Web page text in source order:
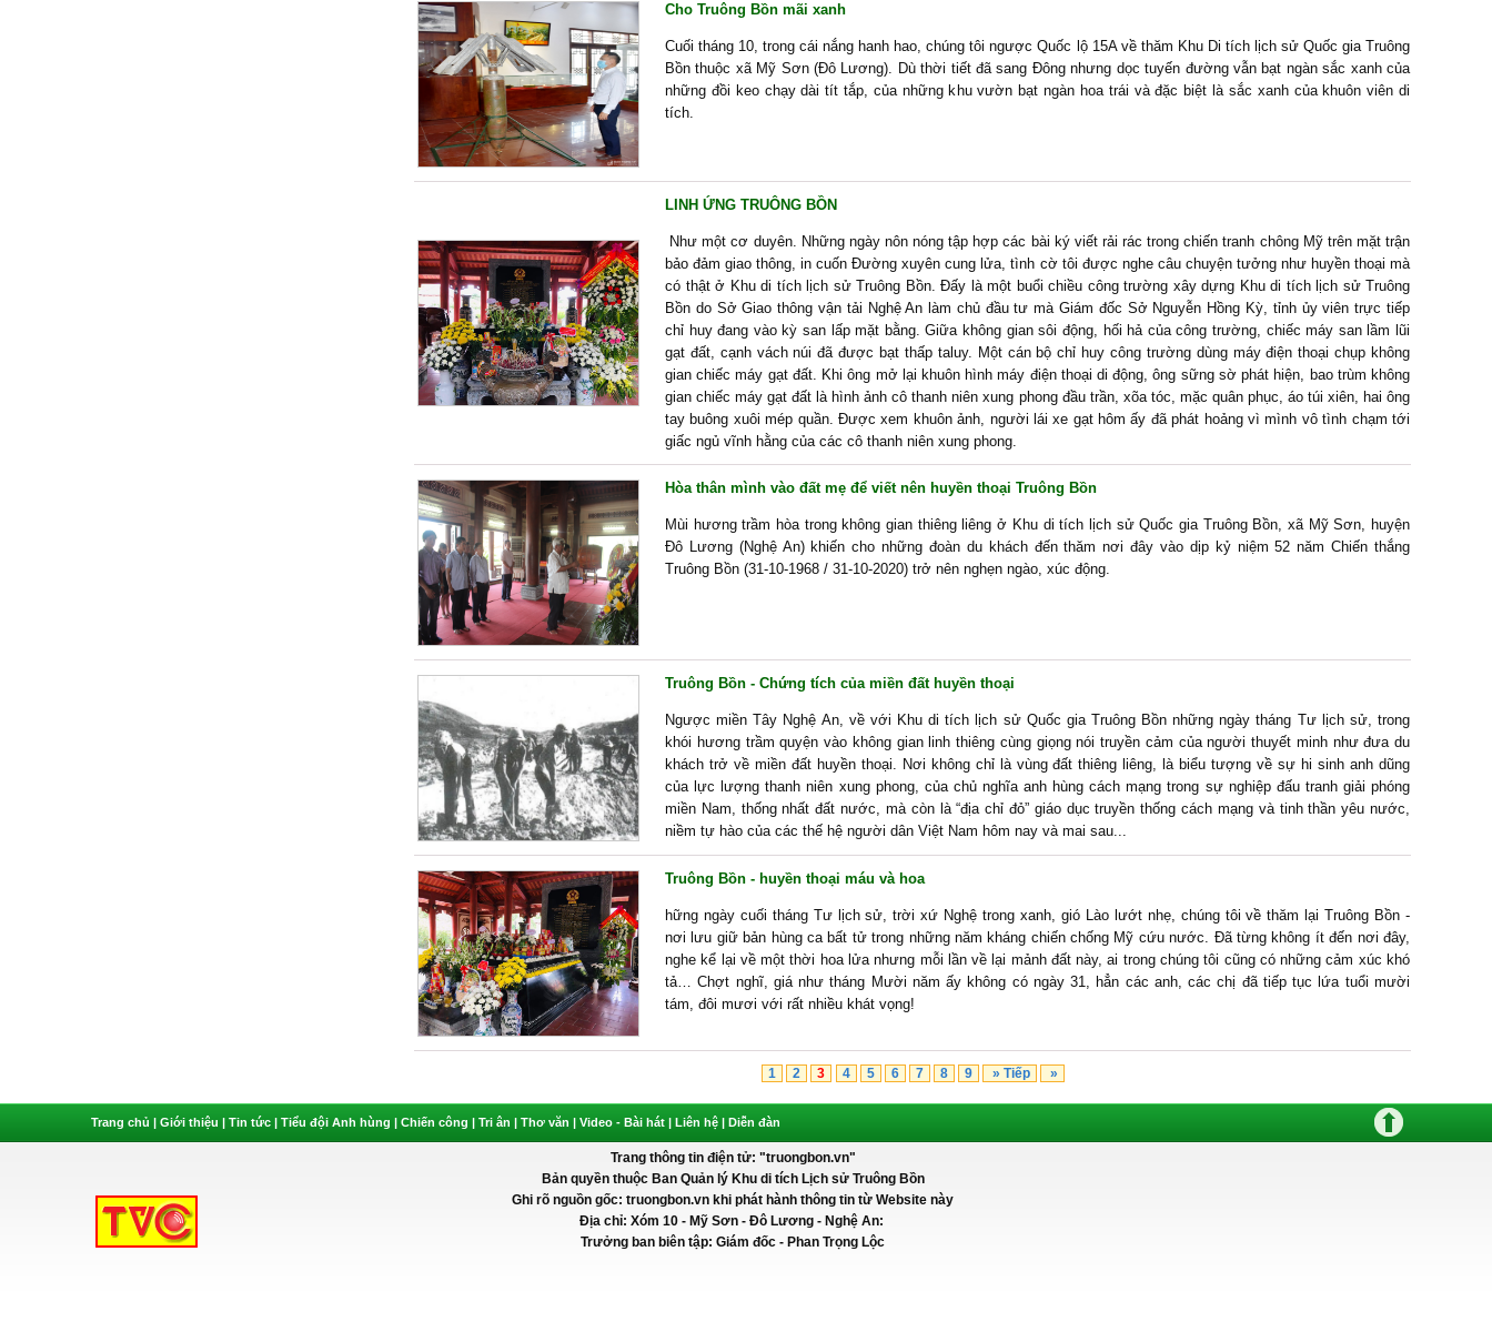
Cho Truông Bồn mãi xanh
Cuối tháng 10, trong cái nắng hanh hao, chúng tôi ngược Quốc lộ 15A về thăm Khu Di tích lịch sử Quốc gia Truông
Bồn thuộc xã Mỹ Sơn (Đô Lương). Dù thời tiết đã sang Đông nhưng dọc tuyến đường vẫn bạt ngàn sắc xanh của
những đồi keo chạy dài tít tắp, của những khu vườn bạt ngàn hoa trái và đặc biệt là sắc xanh của khuôn viên di
tích.
LINH ỨNG TRUÔNG BỒN
Như một cơ duyên. Những ngày nôn nóng tập hợp các bài ký viết rải rác trong chiến tranh chông Mỹ trên mặt trận
bảo đảm giao thông, in cuốn Đường xuyên cung lửa, tình cờ tôi được nghe câu chuyện tưởng như huyền thoại mà
có thật ở Khu di tích lịch sử Truông Bồn. Đấy là một buổi chiều công trường xây dựng Khu di tích lịch sử Truông
Bồn do Sở Giao thông vận tải Nghệ An làm chủ đầu tư mà Giám đốc Sở Nguyễn Hồng Kỳ, tỉnh ủy viên trực tiếp
chỉ huy đang vào kỳ san lấp mặt bằng. Giữa không gian sôi động, hối hả của công trường, chiếc máy san lầm lũi
gạt đất, cạnh vách núi đã được bạt thấp taluy. Một cán bộ chỉ huy công trường dùng máy điện thoại chụp không
gian chiếc máy gạt đất. Khi ông mở lại khuôn hình máy điện thoại di động, ông sững sờ phát hiện, bao trùm không
gian chiếc máy gạt đất là hình ảnh cô thanh niên xung phong đầu trần, xõa tóc, mặc quân phục, áo túi xiên, hai ông
tay buông xuôi mép quần. Được xem khuôn ảnh, người lái xe gạt hôm ấy đã phát hoảng vì mình vô tình chạm tới
giấc ngủ vĩnh hằng của các cô thanh niên xung phong.
Hòa thân mình vào đất mẹ để viết nên huyền thoại Truông Bồn
Mùi hương trầm hòa trong không gian thiêng liêng ở Khu di tích lịch sử Quốc gia Truông Bồn, xã Mỹ Sơn, huyện
Đô Lương (Nghệ An) khiến cho những đoàn du khách đến thăm nơi đây vào dịp kỷ niệm 52 năm Chiến thắng
Truông Bồn (31-10-1968 / 31-10-2020) trở nên nghẹn ngào, xúc động.
Truông Bồn - Chứng tích của miền đất huyền thoại
Ngược miền Tây Nghệ An, về với Khu di tích lịch sử Quốc gia Truông Bồn những ngày tháng Tư lịch sử, trong
khói hương trầm quyện vào không gian linh thiêng cùng giọng nói truyền cảm của người thuyết minh như đưa du
khách trở về miền đất huyền thoại. Nơi không chỉ là vùng đất thiêng liêng, là biểu tượng về sự hi sinh anh dũng
của lực lượng thanh niên xung phong, của chủ nghĩa anh hùng cách mạng trong sự nghiệp đấu tranh giải phóng
miền Nam, thống nhất đất nước, mà còn là “địa chỉ đỏ” giáo dục truyền thống cách mạng và tinh thần yêu nước,
niềm tự hào của các thế hệ người dân Việt Nam hôm nay và mai sau...
Truông Bồn - huyền thoại máu và hoa
hững ngày cuối tháng Tư lịch sử, trời xứ Nghệ trong xanh, gió Lào lướt nhẹ, chúng tôi về thăm lại Truông Bồn -
nơi lưu giữ bản hùng ca bất tử trong những năm kháng chiến chống Mỹ cứu nước. Đã từng không ít đến nơi đây,
nghe kể lại về một thời hoa lửa nhưng mỗi lần về lại mảnh đất này, ai trong chúng tôi cũng có những cảm xúc khó
tả… Chợt nghĩ, giá như tháng Mười năm ấy không có ngày 31, hẳn các anh, các chị đã tiếp tục lứa tuổi mười
tám, đôi mươi với rất nhiều khát vọng!
1 2 3 4 5 6 7 8 9 » Tiếp »
Trang chủ | Giới thiệu | Tin tức | Tiểu đội Anh hùng | Chiến công | Tri ân | Thơ văn | Video - Bài hát | Liên hệ | Diễn đàn
Trang thông tin điện tử: "truongbon.vn"
Bản quyền thuộc Ban Quản lý Khu di tích Lịch sử Truông Bồn
Ghi rõ nguồn gốc: truongbon.vn khi phát hành thông tin từ Website này
Địa chỉ: Xóm 10 - Mỹ Sơn - Đô Lương - Nghệ An:
Trưởng ban biên tập: Giám đốc - Phan Trọng Lộc